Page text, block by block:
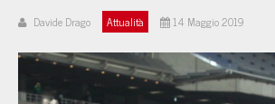
Davide Drago Attualità 14 Maggio 2019